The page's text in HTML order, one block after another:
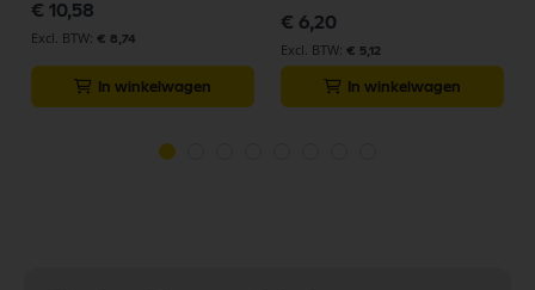
€ 10,58
€ 8,74
In winkelwagen
€ 6,20
€ 5,12
In winkelwagen